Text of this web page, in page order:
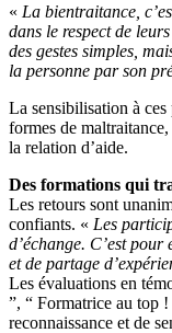
« La bientraitance,
dans le respect de
des gestes simples,
la personne par son
La sensibilisation à
formes de
la relation d’aide.
Des formations qui
Les retours sont
confiants. « Les
d’échange. C’est
et de partage
Les évaluations en
”, “ Formatrice au top
reconnaissance et de